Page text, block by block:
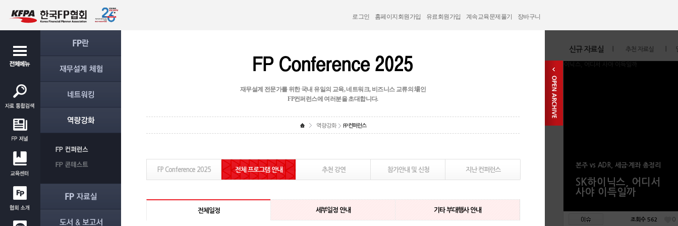
로그인 홈페이지회원가입 유료회원가입 계속교육문제풀기 장바구니
재무설계 전문가를 위한 국내 유일의 교육, 네트워크, 비즈니스 교류의 場인
FP컨퍼런스에 여러분을 초대합니다.
역량강화 FP컨퍼런스
FP Conference 2025 전체 프로그램 안내 추천 강연 참가안내 및 신청 지난 컨퍼런스
전체일정 세부일정 안내 기타 부대행사 안내
본주 vs ADR, 세금·계좌 총정리
SK하이닉스, 어디서
사야 이득일까
조회수 562 0